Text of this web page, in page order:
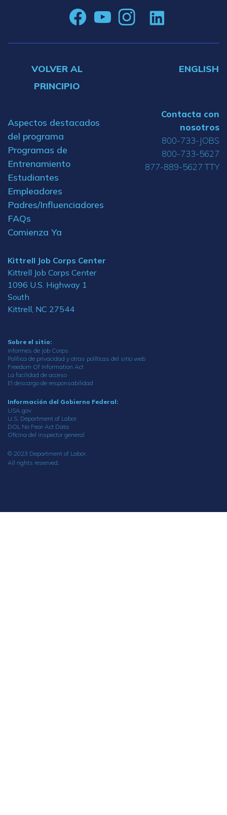
VOLVER AL
PRINCIPIO
ENGLISH
Aspectos destacados
del programa
Programas de
Entrenamiento
Estudiantes
Empleadores
Padres/Influenciadores
FAQs
Comienza Ya
Kittrell Job Corps Center
Kittrell Job Corps Center
1096 U.S. Highway 1
South
Kittrell, NC 27544
Contacta con
nosotros
800-733-JOBS
800-733-5627
877-889-5627 TTY
Sobre el sitio:
Informes de Job Corps
Política de privacidad y otras políticas del sitio web
Freedom Of Information Act
La facilidad de acceso
El descargo de responsabilidad
Información del Gobierno Federal:
USA.gov
U.S. Department of Labor
DOL No Fear Act Data
Oficina del inspector general
© 2023 Department of Labor.
All rights reserved.